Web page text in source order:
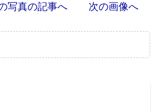
写真の記事へ 次の画像へ